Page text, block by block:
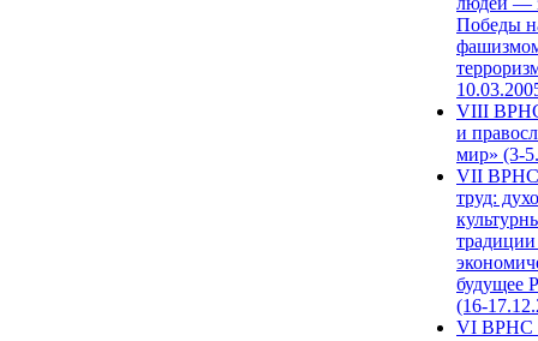
Победы
VIII
и
мир» (3-
VII ВРНС
труд:
будущее
(16-
VI ВРНС